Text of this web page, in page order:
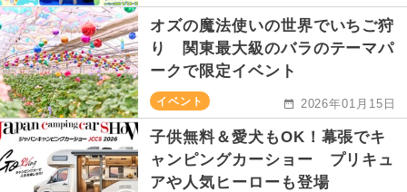
オズの魔法使いの世界でいちご狩
り 関東最大級のバラのテーマパ
ークで限定イベント
イベント 2026年01月15日
子供無料＆愛犬もOK！幕張でキ
ャンピングカーショー プリキュ
アや人気ヒーローも登場